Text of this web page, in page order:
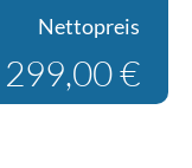
Nettopreis
299,00 €